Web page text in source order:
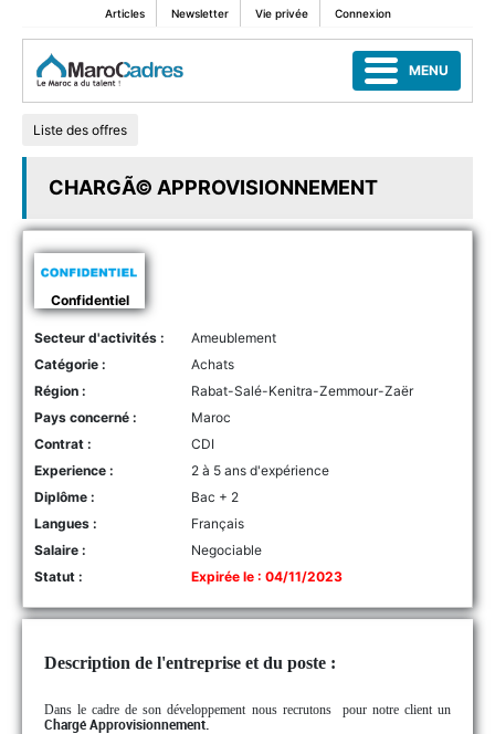
Articles Newsletter Vie privée Connexion
MENU
Liste des offres
CHARGÃ© APPROVISIONNEMENT
Confidentiel
Secteur d'activités :
Ameublement
Catégorie :
Achats
Région :
Rabat-Salé-Kenitra-Zemmour-Zaër
Pays concerné :
Maroc
Contrat :
CDI
Experience :
2 à 5 ans d'expérience
Diplôme :
Bac + 2
Langues :
Français
Salaire :
Negociable
Statut :
Expirée le : 04/11/2023
Description de l'entreprise et du poste :
Dans le cadre de son développement nous recrutons pour notre client un
Chargé Approvisionnement.